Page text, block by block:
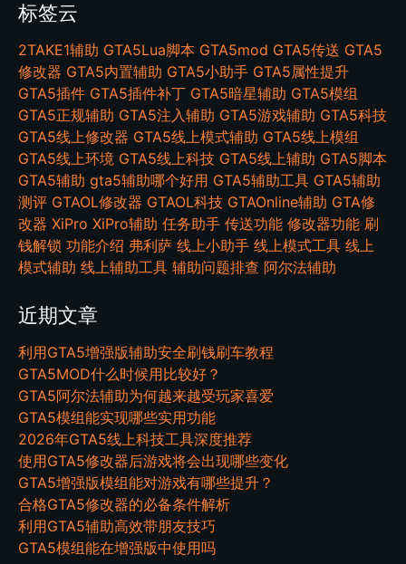
标签云
2TAKE1辅助 GTA5Lua脚本 GTA5mod GTA5传送 GTA5
修改器 GTA5内置辅助 GTA5小助手 GTA5属性提升
GTA5插件 GTA5插件补丁 GTA5暗星辅助 GTA5模组
GTA5正规辅助 GTA5注入辅助 GTA5游戏辅助 GTA5科技
GTA5线上修改器 GTA5线上模式辅助 GTA5线上模组
GTA5线上环境 GTA5线上科技 GTA5线上辅助 GTA5脚本
GTA5辅助 gta5辅助哪个好用 GTA5辅助工具 GTA5辅助
测评 GTAOL修改器 GTAOL科技 GTAOnline辅助 GTA修
改器 XiPro XiPro辅助 任务助手 传送功能 修改器功能 刷
钱解锁 功能介绍 弗利萨 线上小助手 线上模式工具 线上
模式辅助 线上辅助工具 辅助问题排查 阿尔法辅助
近期文章
利用GTA5增强版辅助安全刷钱刷车教程
GTA5MOD什么时候用比较好？
GTA5阿尔法辅助为何越来越受玩家喜爱
GTA5模组能实现哪些实用功能
2026年GTA5线上科技工具深度推荐
使用GTA5修改器后游戏将会出现哪些变化
GTA5增强版模组能对游戏有哪些提升？
合格GTA5修改器的必备条件解析
利用GTA5辅助高效带朋友技巧
GTA5模组能在增强版中使用吗